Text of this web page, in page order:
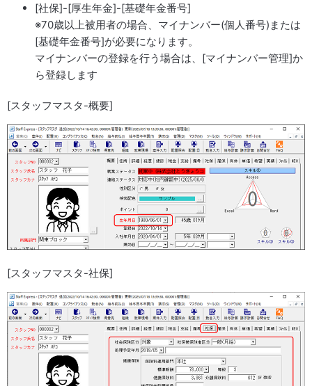
[社保]-[厚生年金]-[基礎年金番号]
※70歳以上被用者の場合、マイナンバー(個人番号)または
[基礎年金番号]が必要になります。
マイナンバーの登録を行う場合は、[マイナンバー管理]か
ら登録します
[スタッフマスタ-概要]
[スタッフマスタ-社保]